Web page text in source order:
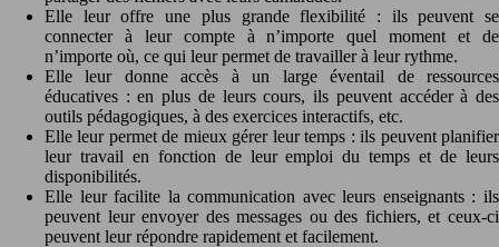
Elle leur offre une plus grande flexibilité : ils peuvent se
connecter à leur compte à n’importe quel moment et de
n’importe où, ce qui leur permet de travailler à leur rythme.
Elle leur donne accès à un large éventail de ressources
éducatives : en plus de leurs cours, ils peuvent accéder à des
outils pédagogiques, à des exercices interactifs, etc.
Elle leur permet de mieux gérer leur temps : ils peuvent planifier
leur travail en fonction de leur emploi du temps et de leurs
disponibilités.
Elle leur facilite la communication avec leurs enseignants : ils
peuvent leur envoyer des messages ou des fichiers, et ceux-ci
peuvent leur répondre rapidement et facilement.